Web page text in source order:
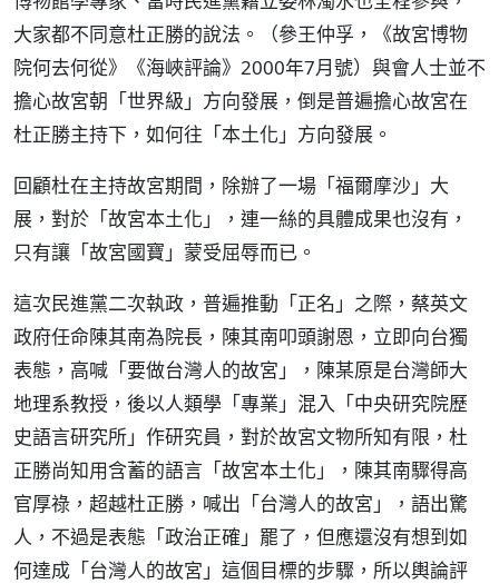
大家都不同意杜正勝的說法。（參王仲孚，《故宮博物
院何去何從》《海峽評論》2000年7月號）與會人士並不
擔心故宮朝「世界級」方向發展，倒是普遍擔心故宮在
杜正勝主持下，如何往「本土化」方向發展。
回顧杜在主持故宮期間，除辦了一場「福爾摩沙」大
展，對於「故宮本土化」，連一絲的具體成果也沒有，
只有讓「故宮國寶」蒙受屈辱而已。
這次民進黨二次執政，普遍推動「正名」之際，蔡英文
政府任命陳其南為院長，陳其南叩頭謝恩，立即向台獨
表態，高喊「要做台灣人的故宮」，陳某原是台灣師大
地理系教授，後以人類學「專業」混入「中央研究院歷
史語言研究所」作研究員，對於故宮文物所知有限，杜
正勝尚知用含蓄的語言「故宮本土化」，陳其南驟得高
官厚祿，超越杜正勝，喊出「台灣人的故宮」，語出驚
人，不過是表態「政治正確」罷了，但應還沒有想到如
何達成「台灣人的故宮」這個目標的步驟，所以輿論評